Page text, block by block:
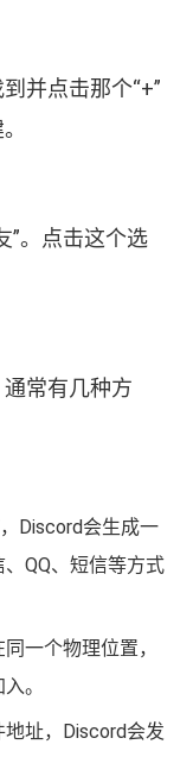
并点击那个“+”
”。点击这个选
常有几种方
Discord会生成一
QQ、短信等方式
一个物理位置，
。
址，Discord会发